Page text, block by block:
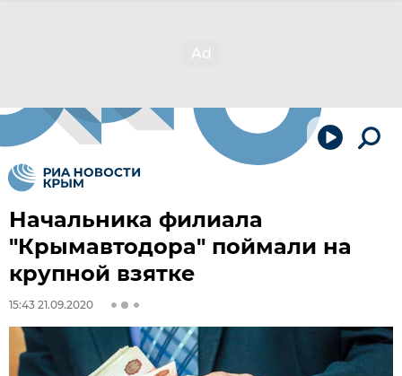
Начальника филиала
"Крымавтодора" поймали на
крупной взятке
15:43 21.09.2020